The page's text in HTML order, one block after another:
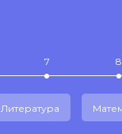
7 8
Литература